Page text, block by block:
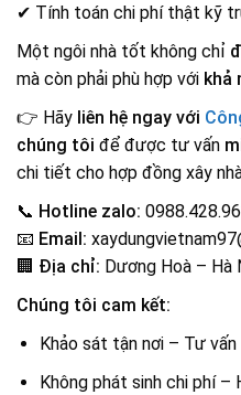
✔ Tính toán chi phí thật kỹ
Một ngôi nhà tốt không chỉ
mà còn phải phù hợp với khả
👉 Hãy liên hệ ngay với
chúng tôi để được tư vấn
chi tiết cho hợp đồng xây
📞 Hotline zalo:
📧 Email:
🏢 Địa chỉ: Dương Hoà – Hà
Chúng tôi cam kết:
Khảo sát tận nơi – Tư
Không phát sinh chi phí –